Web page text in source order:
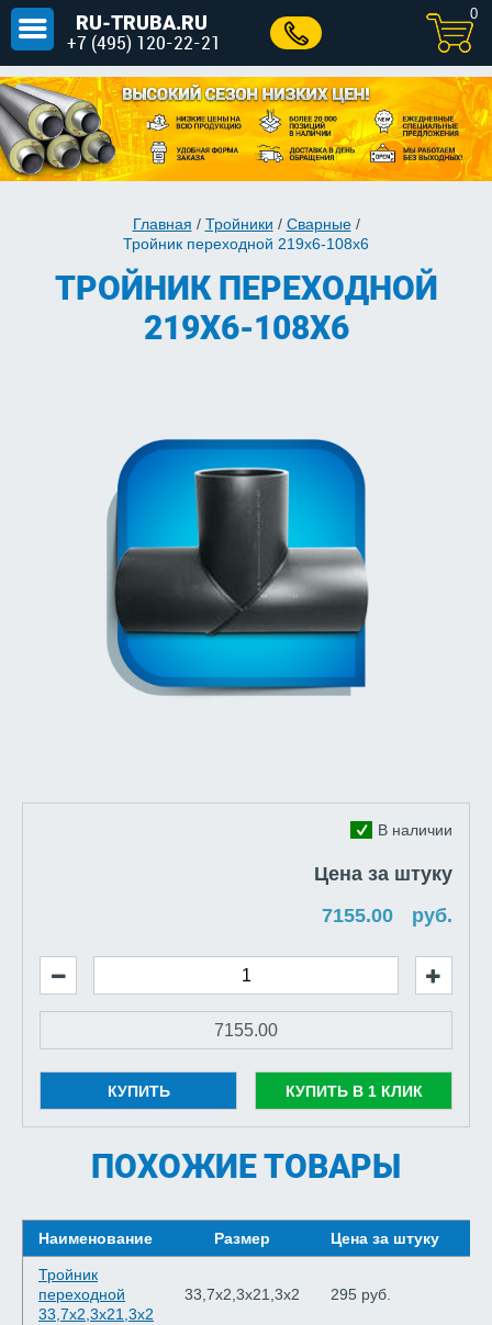
RU-TRUBA.RU
+7 (495) 120-22-21
0
Главная / Тройники / Сварные/
Тройник переходной 219х6-108х6
ТРОЙНИК ПЕРЕХОДНОЙ
219Х6-108Х6
В наличии
Цена за штуку
руб.
КУПИТЬ КУПИТЬ В 1 КЛИК
ПОХОЖИЕ ТОВАРЫ
Наименование Размер Цена за штуку
Тройник
переходной
33,7х2,3х21,3х2
33,7х2,3х21,3х2 295 руб.